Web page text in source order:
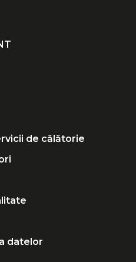
de călătorie
datelor